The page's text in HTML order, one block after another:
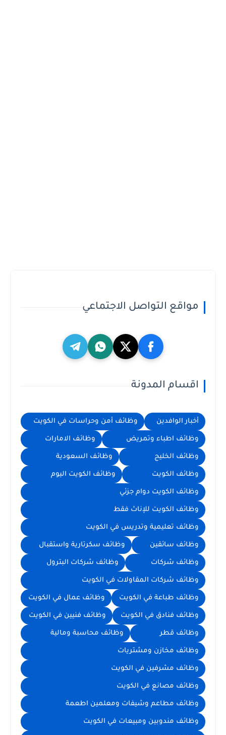
مواقع التواصل الاجتماعي
اقسام المدونة
أخبار الوافدين وظائف أمن وحراسات في الكويت
وظائف اطباء وتمريض وظائف الامارات
وظائف الخليج وظائف السعودية
وظائف الكويت وظائف الكويت اليوم
وظائف الكويت دوام جزئي
وظائف الكويت للإناث فقط
وظائف تعليمية وتدريس في الكويت
وظائف سائقين وظائف سكرتارية واستقبال
وظائف شركات وظائف شركات البترول
وظائف شركات المقاولات في الكويت
وظائف طباعة في الكويت وظائف عمال في الكويت
وظائف فنادق في الكويت وظائف فنيين في الكويت
وظائف قطر وظائف محاسبة ومالية
وظائف مخازن ومشتريات
وظائف مشرفين في الكويت
وظائف مصانع في الكويت
وظائف مطاعم وشيفات ومعلمين اطعمة
وظائف مندوبين ومبيعات في الكويت